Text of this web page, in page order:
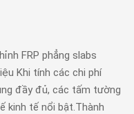
FRP phẳng slabs
Khi tính các chi phí
đầy đủ, các tấm tường
kinh tế nổi bật.Thành